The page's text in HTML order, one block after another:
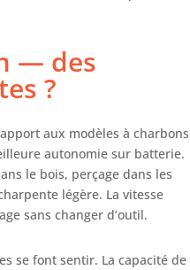
difficiles. L'outil est
— des
?
aux modèles à charbons
autonomie sur batterie.
le bois, perçage dans les
légère. La vitesse
sans changer d’outil.
se font sentir. La capacité de